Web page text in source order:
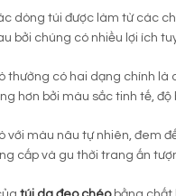
dòng túi được làm từ các
bởi chúng có nhiều lợi ích
thường có hai dạng chính là
hơn bởi màu sắc tinh tế, độ
với màu nâu tự nhiên, đem
cấp và gu thời trang ấn